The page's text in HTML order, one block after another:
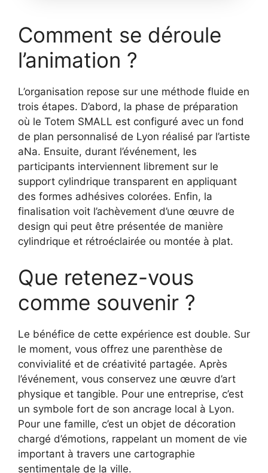
Comment se déroule
l’animation ?
L’organisation repose sur une méthode fluide en
trois étapes. D’abord, la phase de préparation
où le Totem SMALL est configuré avec un fond
de plan personnalisé de Lyon réalisé par l’artiste
aNa. Ensuite, durant l’événement, les
participants interviennent librement sur le
support cylindrique transparent en appliquant
des formes adhésives colorées. Enfin, la
finalisation voit l’achèvement d’une œuvre de
design qui peut être présentée de manière
cylindrique et rétroéclairée ou montée à plat.
Que retenez-vous
comme souvenir ?
Le bénéfice de cette expérience est double. Sur
le moment, vous offrez une parenthèse de
convivialité et de créativité partagée. Après
l’événement, vous conservez une œuvre d’art
physique et tangible. Pour une entreprise, c’est
un symbole fort de son ancrage local à Lyon.
Pour une famille, c’est un objet de décoration
chargé d’émotions, rappelant un moment de vie
important à travers une cartographie
sentimentale de la ville.